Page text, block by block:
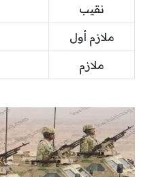
نقيب
ملازم أول
ملازم